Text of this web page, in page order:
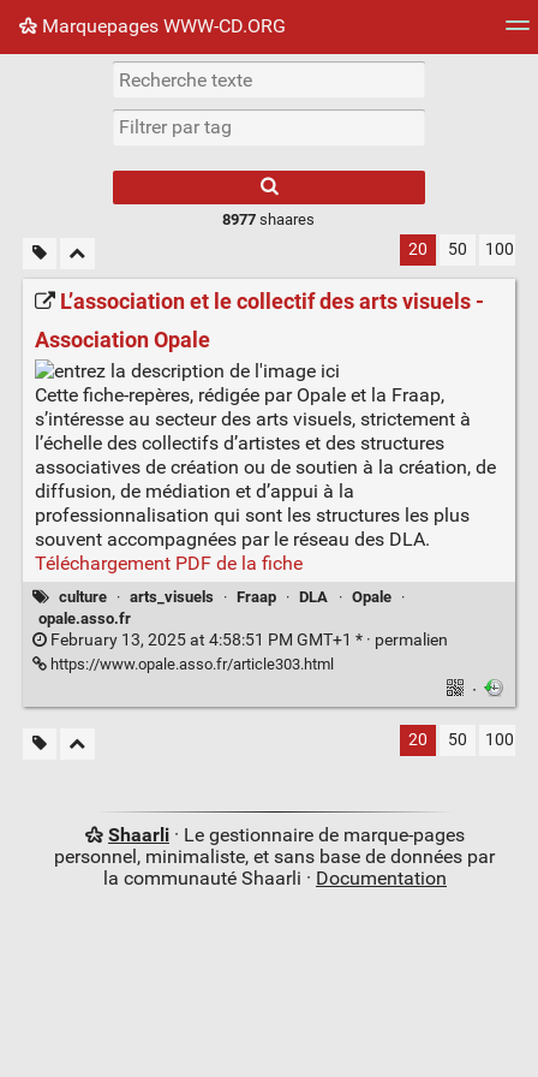
Marquepages WWW-CD.ORG
Nuage de tags Mur d'images
8977 shaares
20 50 100
L’association et le collectif des arts visuels -
Association Opale
Cette fiche-repères, rédigée par Opale et la Fraap,
s’intéresse au secteur des arts visuels, strictement à
l’échelle des collectifs d’artistes et des structures
associatives de création ou de soutien à la création, de
diffusion, de médiation et d’appui à la
professionnalisation qui sont les structures les plus
souvent accompagnées par le réseau des DLA.
Téléchargement PDF de la fiche
culture · arts_visuels · Fraap · DLA · Opale
·
opale.asso.fr
February 13, 2025 at 4:58:51 PM GMT+1 * · permalien
https://www.opale.asso.fr/article303.html
·
20 50 100
Shaarli· Le gestionnaire de marque-pages
personnel, minimaliste, et sans base de données par
la communauté Shaarli · Documentation